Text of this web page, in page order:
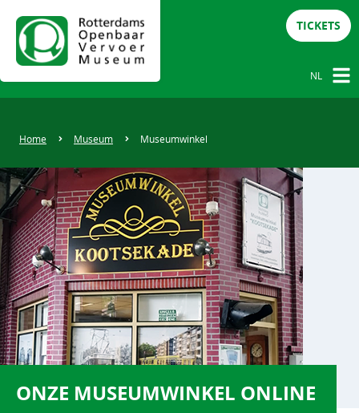
TICKETS
NL
Home Museum Museumwinkel
ONZE MUSEUMWINKEL ONLINE